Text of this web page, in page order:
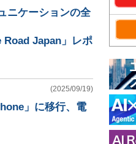
ニケーションの全
Japan」レポ
(2025/09/19)
」に移行、電